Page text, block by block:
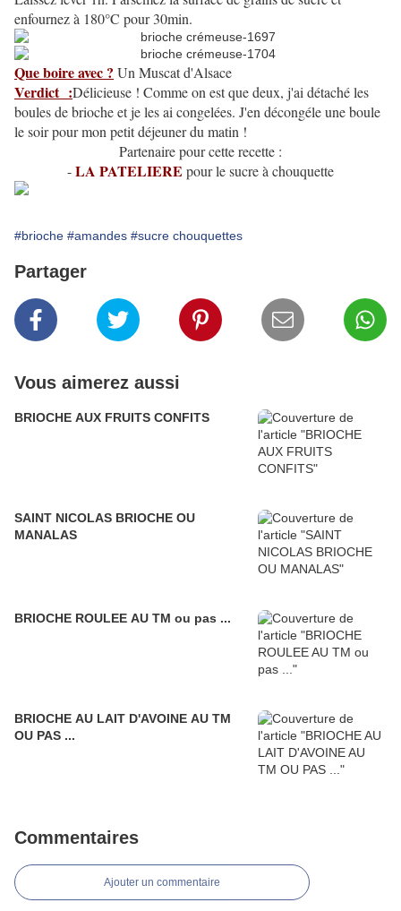
enfournez à 180°C pour 30min.
Que boire avec ? Un Muscat d'Alsace
Verdict :Délicieuse ! Comme on est que deux, j'ai détaché les
boules de brioche et je les ai congelées. J'en décongéle une boule
le soir pour mon petit déjeuner du matin !
Partenaire pour cette recette :
-LA PATELIERE pour le sucre à chouquette
#brioche #amandes #sucre chouquettes
Partager
Vous aimerez aussi
BRIOCHE AUX FRUITS CONFITS
SAINT NICOLAS BRIOCHE OU
MANALAS
BRIOCHE ROULEE AU TM ou pas ...
BRIOCHE AU LAIT D'AVOINE AU TM
OU PAS ...
Commentaires
Ajouter un commentaire